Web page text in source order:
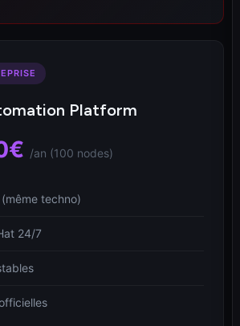
Platform
/an (100 nodes)
(même techno)
24/7